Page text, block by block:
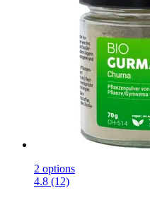
2 options
4.8 (12)